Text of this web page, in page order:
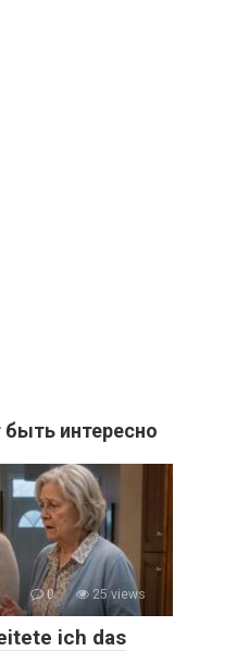
интересно
0 25 views
ich das